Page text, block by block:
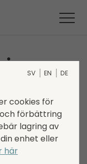
vars aktier är
marknad i
Den extra
september 2021
instruktioner för
tills vidare.
SV EN DE
cookies för
förbättring
lagring av
enhet eller
här